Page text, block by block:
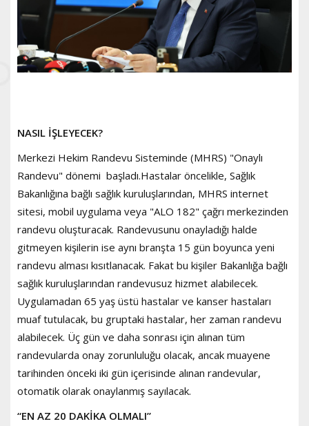
NASIL İŞLEYECEK?
Merkezi Hekim Randevu Sisteminde (MHRS) "Onaylı
Randevu" dönemi başladı.Hastalar öncelikle, Sağlık
Bakanlığına bağlı sağlık kuruluşlarından, MHRS internet
sitesi, mobil uygulama veya "ALO 182" çağrı merkezinden
randevu oluşturacak. Randevusunu onayladığı halde
gitmeyen kişilerin ise aynı branşta 15 gün boyunca yeni
randevu alması kısıtlanacak. Fakat bu kişiler Bakanlığa bağlı
sağlık kuruluşlarından randevusuz hizmet alabilecek.
Uygulamadan 65 yaş üstü hastalar ve kanser hastaları
muaf tutulacak, bu gruptaki hastalar, her zaman randevu
alabilecek. Üç gün ve daha sonrası için alınan tüm
randevularda onay zorunluluğu olacak, ancak muayene
tarihinden önceki iki gün içerisinde alınan randevular,
otomatik olarak onaylanmış sayılacak.
“EN AZ 20 DAKİKA OLMALI”